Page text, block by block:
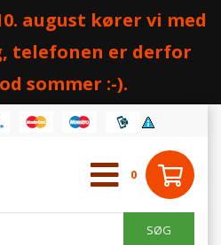
august kører vi med
telefonen er derfor
sommer :-).
0